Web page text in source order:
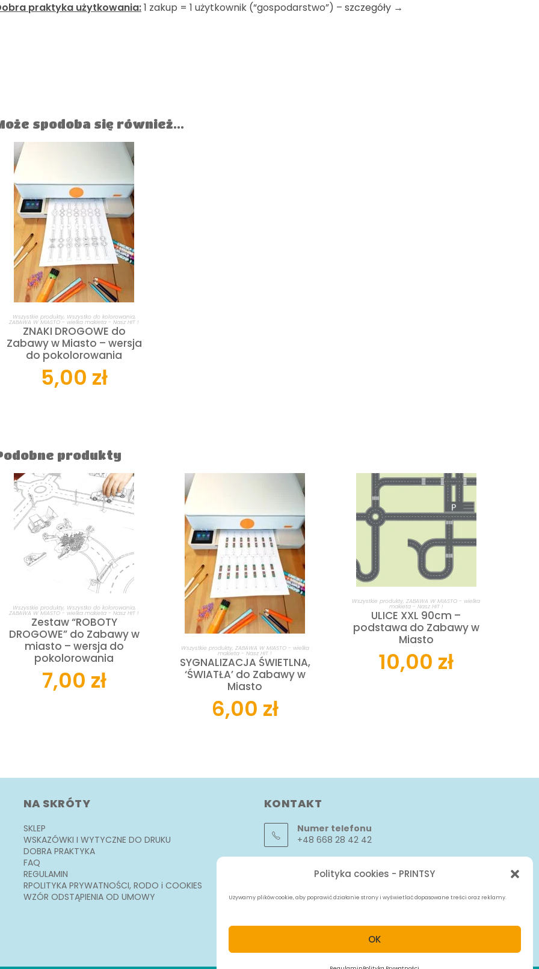
Polityka cookies - PRINTSY
Używamy plików cookie, aby poprawić działanie strony i wyświetlać dopasowane treści oraz reklamy.
OK
praktyka użytkowania:1 zakup = 1 użytkownik (“gospodarstwo”) – szczegóły →
spodoba się również…
DODAJ DO KOSZYKA
Wszystkie produkty, Wszystko do kolorowania,
ZABAWA W MIASTO - wielka makieta - Nasz HIT !
ZNAKI DROGOWE do
Zabawy w Miasto – wersja
do pokolorowania
5,00 zł
produkty
DODAJ DO KOSZYKA
Wszystkie produkty, Wszystko do kolorowania,
ZABAWA W MIASTO - wielka makieta - Nasz HIT !
Zestaw “ROBOTY
DROGOWE” do Zabawy w
miasto – wersja do
pokolorowania
7,00 zł
DODAJ DO KOSZYKA
Wszystkie produkty, ZABAWA W MIASTO - wielka
makieta - Nasz HIT !
SYGNALIZACJA ŚWIETLNA,
‘ŚWIATŁA’ do Zabawy w
Miasto
6,00 zł
DODAJ DO KOSZYKA
Wszystkie produkty,ZABAWA W MIASTO - wielka
makieta - Nasz HIT !
ULICE XXL 90cm –
podstawa do Zabawy w
Miasto
10,00 zł
NA SKRÓTY
SKLEP
WSKAZÓWKI I WYTYCZNE DO DRUKU
DOBRA PRAKTYKA
FAQ
REGULAMIN
RPOLITYKA PRYWATNOŚCI, RODO i COOKIES
WZÓR ODSTĄPIENIA OD UMOWY
KONTAKT
Numer telefonu
+48 668 28 42 42
info@wydrukidladzieci.pl